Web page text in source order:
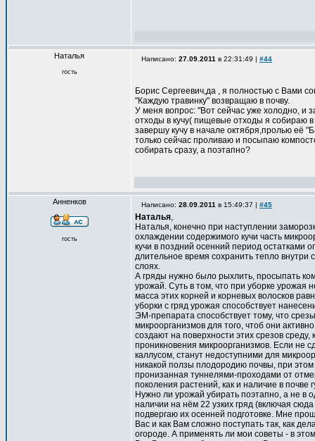
Наталья
гость
Написано: 27.09.2011 в 22:31:49 | #44
Борис Сергеевич,да , я полностью с Вами
"Каждую травинку" возвращаю в почву.
У меня вопрос: "Вот сейчас уже холодно, и
отходы в кучу( пищевые отходы я собираю в
завершу кучу в начале октября,пролью её
только сейчас проливаю и посыпаю
собирать сразу, а поэтапно?
Анненков
гость
Написано: 28.09.2011 в 15:49:37 | #45
Наталья,
Наталья, конечно при наступлении
охлаждении содержимого кучи часть
кучи в поздний осенний период остатками
длительное время сохранить тепло внутри
слоях.
А гряды нужно было рыхлить, просыпать
урожай. Суть в том, что при уборке урожая
масса этих корней и корневых волосков
уборки с гряд урожая способствует
ЭМ-препарата способствует тому, что
микроорганизмов для того, чтоб они
создают на поверхности этих срезов
проникновения микроорганизмов. Если не
каллусом, станут недоступними для
никакой ползы плодородию почвы, при этом
пронизанная туннелями-проходами от
поколения растений, как и наличие в почве
Нужно ли урожай убирать поэтапно, а не в
наличии на нём 22 узких гряд (включая
подвергаю их осенней подготовке. Мне
Вас и как Вам сложно поступать так, как
огороде. А применять ли мои советы - в